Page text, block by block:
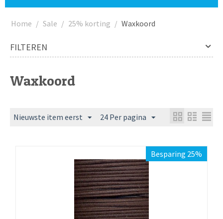
Home / Sale / 25% korting / Waxkoord
FILTEREN
Waxkoord
Nieuwste item eerst 24 Per pagina
Besparing 25%